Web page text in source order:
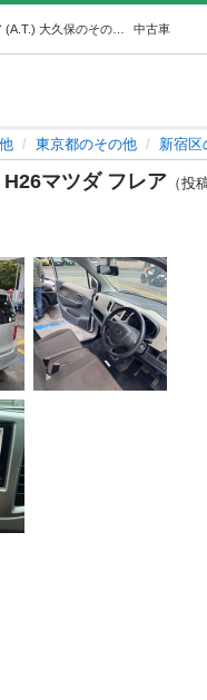
中古車
東京都のその他 新宿区
マツダ フレア （投